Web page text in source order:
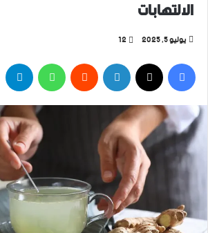
الالتهابات
يوليو 5, 2025 12
فيسبوك‫X لينكدإن واتساب